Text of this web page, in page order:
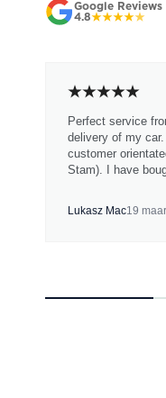
Google Reviews
4.8
Perfect service
delivery of my
customer
Stam). I have
Lukasz Mac19